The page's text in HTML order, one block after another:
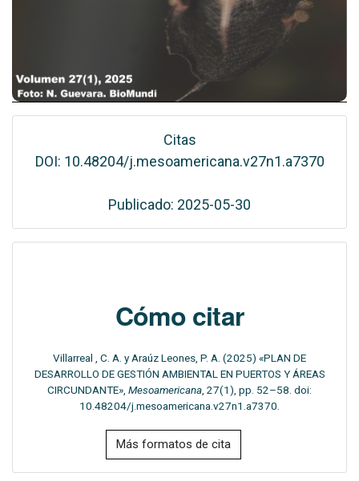
Citas
DOI: 10.48204/j.mesoamericana.v27n1.a7370
Publicado: 2025-05-30
Cómo citar
Villarreal , C. A. y Araúz Leones, P. A. (2025) «PLAN DE
DESARROLLO DE GESTIÓN AMBIENTAL EN PUERTOS Y ÁREAS
CIRCUNDANTE», Mesoamericana , 27(1), pp. 52–58. doi:
10.48204/j.mesoamericana.v27n1.a7370.
Más formatos de cita